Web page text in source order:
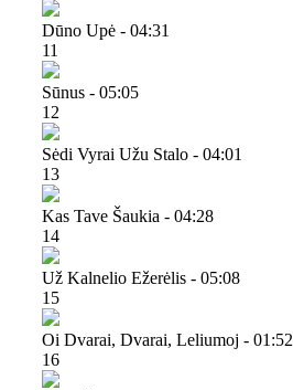
Dūno Upė - 04:31
11
Sūnus - 05:05
12
Sėdi Vyrai Užu Stalo - 04:01
13
Kas Tave Šaukia - 04:28
14
Už Kalnelio Ežerėlis - 05:08
15
Oi Dvarai, Dvarai, Leliumoj - 01:52
16